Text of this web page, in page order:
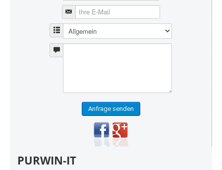
Anfrage senden
PURWIN-IT